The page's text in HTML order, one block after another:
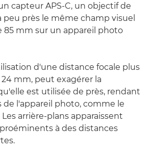
capteur APS-C, un objectif de
près le même champ visuel
85 mm sur un appareil photo
d'une distance focale plus
mm, peut exagérer la
est utilisée de près, rendant
de l'appareil photo, comme le
arrière-plans apparaissent
à des distances